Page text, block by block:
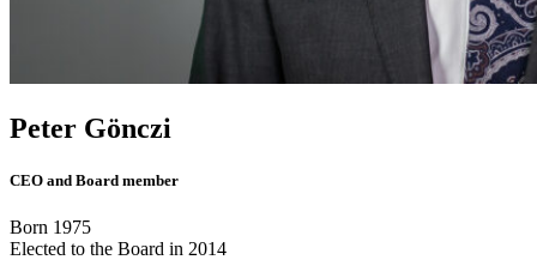
Peter Gönczi
CEO and Board member
Born 1975
Elected to the Board in 2014